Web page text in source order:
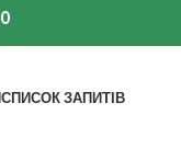
СПИСОК ЗАПИТІВ